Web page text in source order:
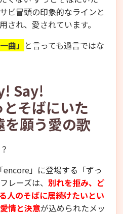
ビ冒頭の印象的なラインと
され、愛されています。
曲」 と言っても過言ではな
Say!
そばにいた
を願う愛の歌
」に登場する「ずっ
レーズは、 別れを拒み、ど
人のそばに居続けたいとい
情と決意が込められたメッ